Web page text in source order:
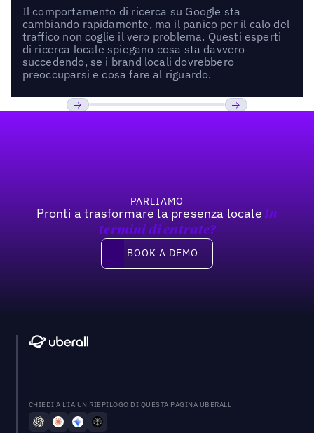
Il comportamento di ricerca su Google sta
cambiando rapidamente, ma il panico per il calo del
traffico non coglie il vero problema. Questi esperti
di ricerca locale spiegano cosa sta davvero
succedendo, se i brand locali dovrebbero
preoccuparsi e cosa fare al riguardo.
PARLIAMO
Pronti a trasformare la presenza locale In
termini di entrate?
Book a demo
BOOK A DEMO
CHIEDI A L'IA UN RIEPILOGO DI QUESTA PAGINA UBERALL